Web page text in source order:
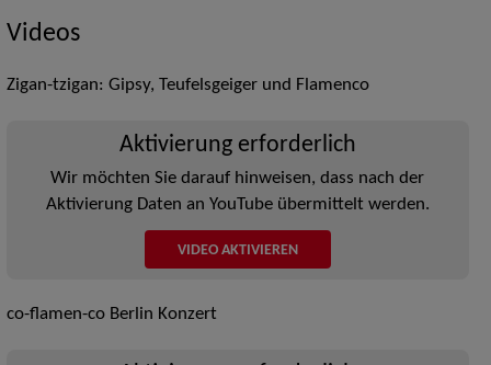
Videos
Zigan-tzigan: Gipsy, Teufelsgeiger und Flamenco
Aktivierung erforderlich
Wir möchten Sie darauf hinweisen, dass nach der
Aktivierung Daten an YouTube übermittelt werden.
VIDEO AKTIVIEREN
co-flamen-co Berlin Konzert